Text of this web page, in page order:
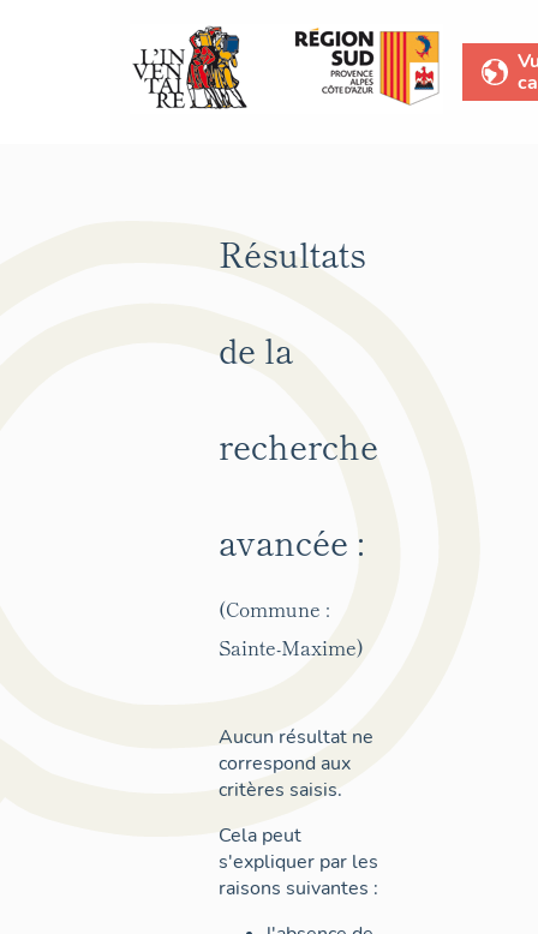
Résultats
de la
recherche
avancée :
(Commune :
Sainte-Maxime)
Aucun résultat ne
correspond aux
critères saisis.
Cela peut
s'expliquer par les
raisons suivantes :